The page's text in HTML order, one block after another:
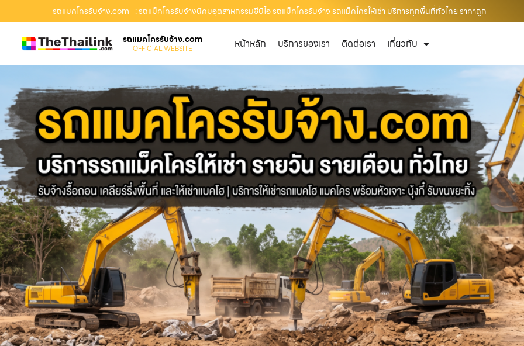
รถแมคโครรับจ้าง.com : รถแม็คโครรับจ้างนิคมอุตสาหกรรมซีบีไอ รถแม็คโครรับจ้าง รถแม็คโครให้เช่า บริการทุกพื้นที่ทั่วไทย ราคาถูก
รถแมคโครรับจ้าง.com
OFFICIAL WEBSITE หน้าหลัก บริการของเรา ติดต่อเรา เกี่ยวกับ